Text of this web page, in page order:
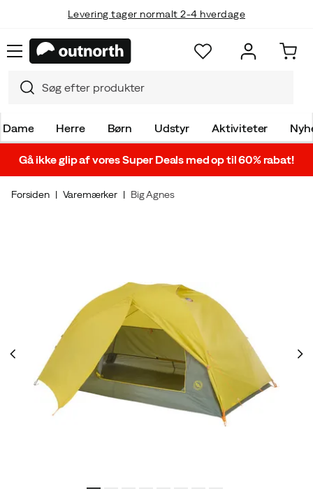
Levering tager normalt 2-4 hverdage
Dame Herre Børn Udstyr Aktiviteter
Gå ikke glip af vores Super Deals med op til 60% rabat!
Forsiden Varemærker Big Agnes